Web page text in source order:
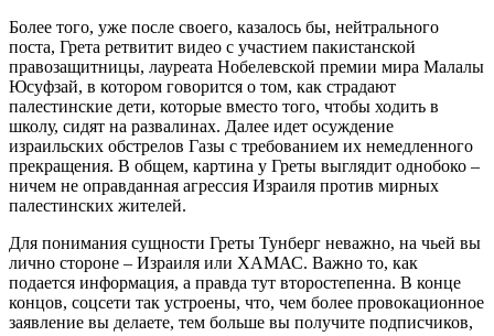
Более того, уже после своего, казалось бы, нейтрального
поста, Грета ретвитит видео с участием пакистанской
правозащитницы, лауреата Нобелевской премии мира Малалы
Юсуфзай, в котором говорится о том, как страдают
палестинские дети, которые вместо того, чтобы ходить в
школу, сидят на развалинах. Далее идет осуждение
израильских обстрелов Газы с требованием их немедленного
прекращения. В общем, картина у Греты выглядит однобоко –
ничем не оправданная агрессия Израиля против мирных
палестинских жителей.
Для понимания сущности Греты Тунберг неважно, на чьей вы
лично стороне – Израиля или ХАМАС. Важно то, как
подается информация, а правда тут второстепенна. В конце
концов, соцсети так устроены, что, чем более провокационное
заявление вы делаете, тем больше вы получите подписчиков,